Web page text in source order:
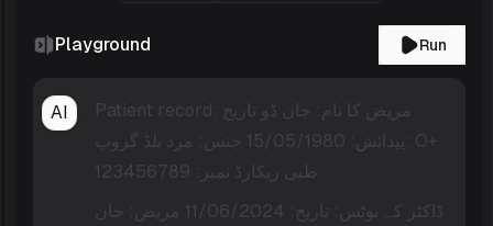
Playground Run
AI
Patient record: مریض کا نام: جان ڈو تاریخ
پیدائش: 15/05/1980 جنس: مرد بلڈ گروپ: O+
طبی ریکارڈ نمبر: 123456789
ڈاکٹر کے نوٹس: تاریخ: 11/06/2024 مریض: جان